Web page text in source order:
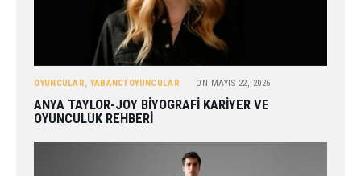
OYUNCULAR, YABANCI OYUNCULAR ON MAYIS 22, 2026
ANYA TAYLOR-JOY BIYOGRAFI KARIYER VE
OYUNCULUK REHBERI